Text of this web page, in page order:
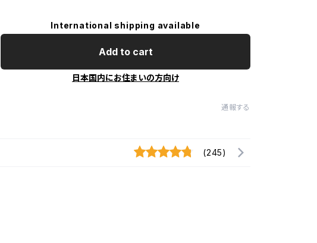
International shipping available
Add to cart
日本国内にお住まいの方向け
通報する
(245)